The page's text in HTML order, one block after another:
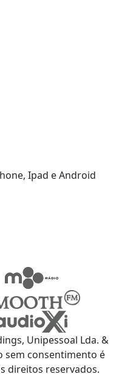
Ipad e Android
Unipessoal Lda. &
sem consentimento é
direitos reservados.